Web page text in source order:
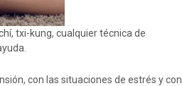
txi-kung, cualquier técnica de
con las situaciones de estrés y con